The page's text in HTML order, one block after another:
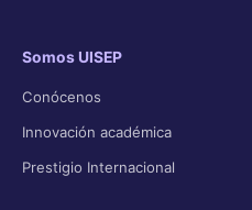
Somos UISEP
Conócenos
Innovación académica
Prestigio Internacional